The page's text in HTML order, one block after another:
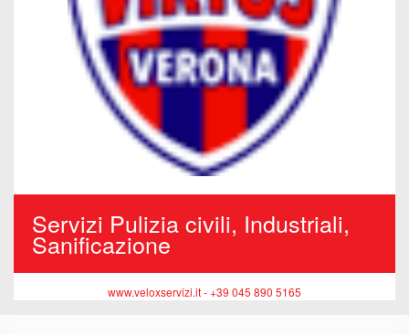
Servizi Pulizia civili, Industriali,
Sanificazione
www.veloxservizi.it - +39 045 890 5165